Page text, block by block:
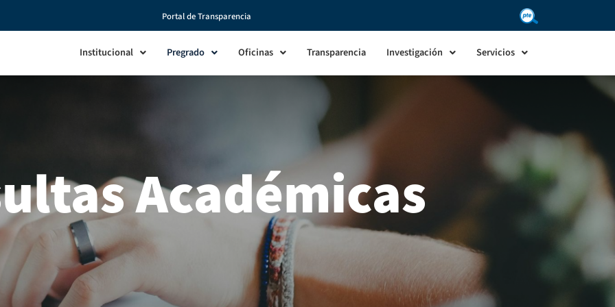
Portal de Transparencia
Institucional Pregrado Oficinas Transparencia Investigación Servicios
Académicas